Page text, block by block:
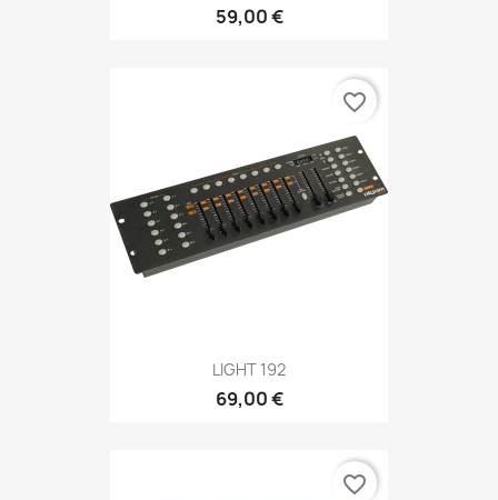
59,00 €
LIGHT 192
69,00 €
favorite_border
favorite_border